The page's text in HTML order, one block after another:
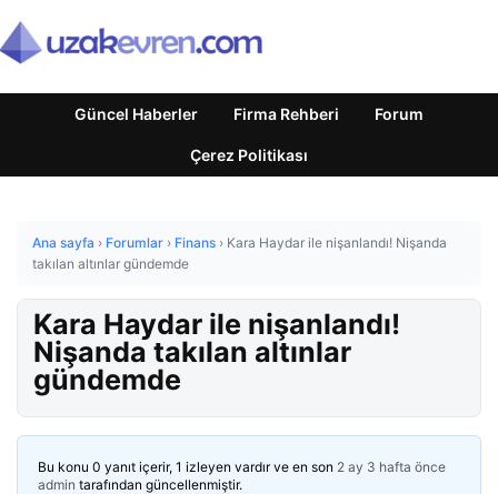
Güncel Haberler Firma Rehberi Forum
Çerez Politikası
Ana sayfa › Forumlar › Finans › Kara Haydar ile nişanlandı! Nişanda
takılan altınlar gündemde
Kara Haydar ile nişanlandı!
Nişanda takılan altınlar
gündemde
Bu konu 0 yanıt içerir, 1 izleyen vardır ve en son 2 ay 3 hafta önce
admin tarafından güncellenmiştir.